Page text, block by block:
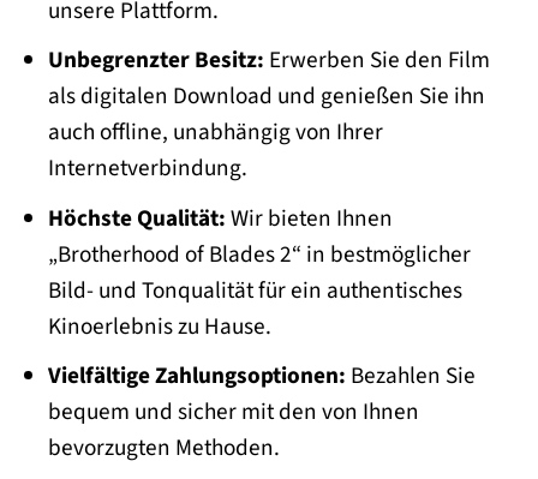
unsere Plattform.
Unbegrenzter Besitz: Erwerben Sie den Film
als digitalen Download und genießen Sie ihn
auch offline, unabhängig von Ihrer
Internetverbindung.
Höchste Qualität:Wir bieten Ihnen
„Brotherhood of Blades 2“ in bestmöglicher
Bild- und Tonqualität für ein authentisches
Kinoerlebnis zu Hause.
Vielfältige Zahlungsoptionen: Bezahlen Sie
bequem und sicher mit den von Ihnen
bevorzugten Methoden.